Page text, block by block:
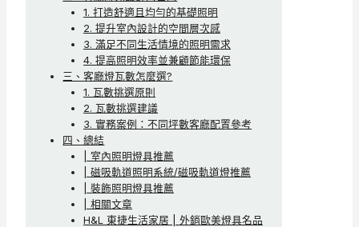
1. 打造舒適且均勻的基礎照明
2. 提升室內設計的空間層次感
3. 滿足不同生活情境的照明需求
4. 提高照明效率並兼顧節能環保
三、客廳燈瓦數怎麼選?
1. 瓦數挑選原則
2. 瓦數挑選建議
3. 實務案例：不同坪數客廳配置參考
四、總結
| 室內照明燈具推薦
| 磁吸軌道照明系統/磁吸軌道燈推薦
| 裝飾照明燈具推薦
| 相關文章
H&L 東捷生活家居 | 外銷歐美燈具名品